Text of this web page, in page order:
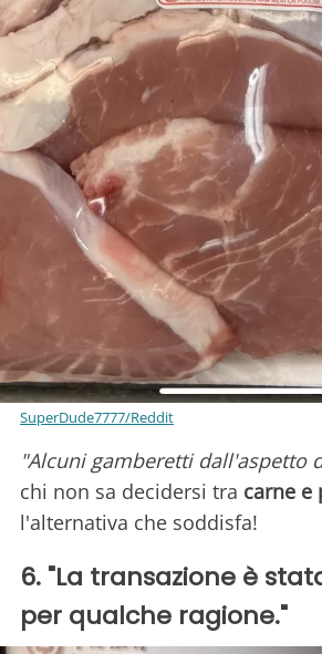
SuperDude7777/Reddit
"Alcuni gamberetti dall'aspetto
chi non sa decidersi tra carne e
l'alternativa che soddisfa!
6. "La transazione è
per qualche ragione."